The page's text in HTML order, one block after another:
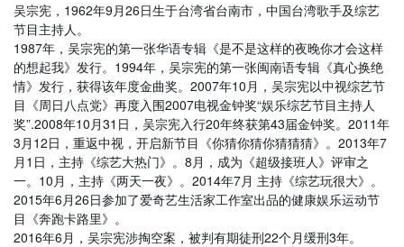
吴宗宪，1962年9月26日生于台湾省台南市，中国台湾歌手及综艺
节目主持人。
1987年，吴宗宪的第一张华语专辑《是不是这样的夜晚你才会这样
的想起我》发行。1994年，吴宗宪的第一张闽南语专辑《真心换绝
情》发行，获得该年度金曲奖。2007年10月，吴宗宪以中视综艺节
目《周日八点党》再度入围2007电视金钟奖“娱乐综艺节目主持人
奖”.2008年10月31日，吴宗宪入行20年终获第43届金钟奖。2011年
3月12日，重返中视，开启新节目《你猜你猜你猜猜猜》。2013年7
月1日，主持《综艺大热门》。8月，成为《超级接班人》评审之
一。10月，主持《两天一夜》。2014年7月 主持《综艺玩很大》。
2015年6月26日参加了爱奇艺生活家工作室出品的健康娱乐运动节
目《奔跑卡路里》。
2016年6月，吴宗宪涉掏空案，被判有期徒刑22个月缓刑3年。